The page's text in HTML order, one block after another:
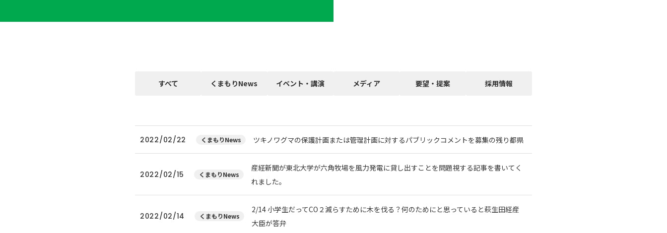
すべて くまもりNews イベント・講演 メディア 要望・提案 採用情報
2022/02/22 くまもりNews ツキノワグマの保護計画または管理計画に対するパブリックコメントを募集の残り都県
2022/02/15 くまもりNews
産経新聞が東北大学が六角牧場を風力発電に貸し出すことを問題視する記事を書いてく
れました。
2022/02/14 くまもりNews
2/14 小学生だってCO２減らすために木を伐る？何のためにと思っていると萩生田経産
大臣が答弁